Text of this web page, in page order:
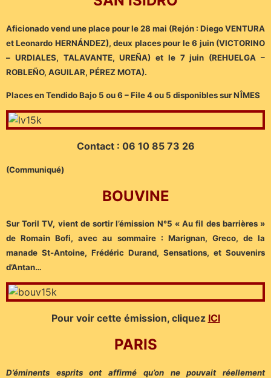
Aficionado vend une place pour le 28 mai (Rejón : Diego VENTURA
et Leonardo HERNÁNDEZ), deux places pour le 6 juin (VICTORINO
– URDIALES, TALAVANTE, UREÑA) et le 7 juin (REHUELGA –
ROBLEÑO, AGUILAR, PÉREZ MOTA).
Places en Tendido Bajo 5 ou 6 – File 4 ou 5 disponibles sur NÎMES
Contact : 06 10 85 73 26
(Communiqué)
BOUVINE
Sur Toril TV, vient de sortir l’émission N°5 « Au fil des barrières »
de Romain Bofi, avec au sommaire : Marignan, Greco, de la
manade St-Antoine, Frédéric Durand, Sensations, et Souvenirs
d’Antan…
Pour voir cette émission, cliquez ICI
PARIS
D’éminents esprits ont affirmé qu’on ne pouvait réellement